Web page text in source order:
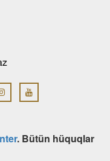
. Bütün hüquqlar